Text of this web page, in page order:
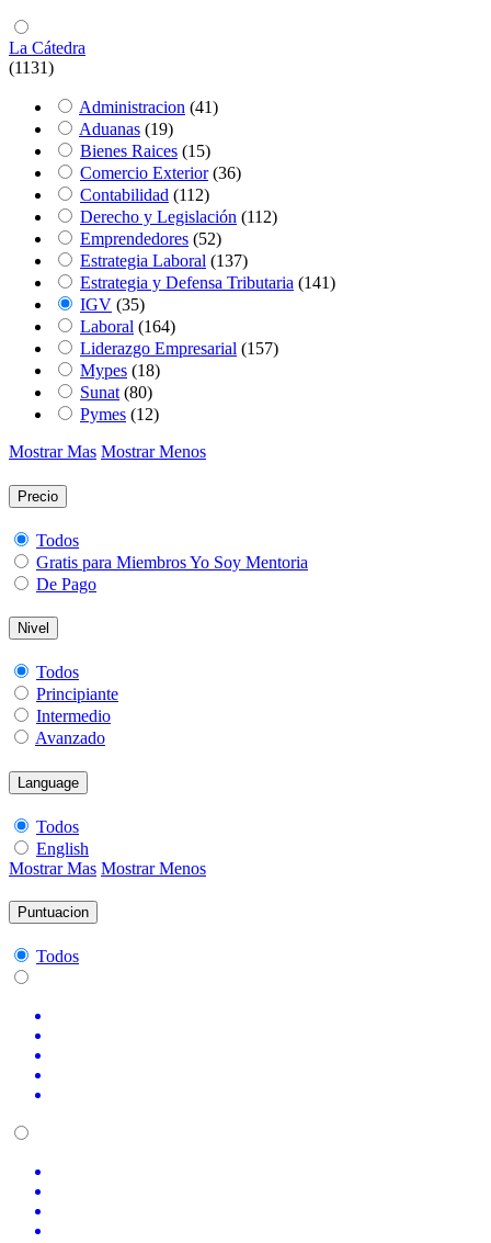
La Cátedra
(1131)
Administracion (41)
Aduanas (19)
Bienes Raices (15)
Comercio Exterior (36)
Contabilidad (112)
Derecho y Legislación (112)
Emprendedores (52)
Estrategia Laboral (137)
Estrategia y Defensa Tributaria (141)
IGV (35)
Laboral (164)
Liderazgo Empresarial (157)
Mypes (18)
Sunat (80)
Pymes (12)
Mostrar Mas Mostrar Menos
Precio
Todos
Gratis para Miembros Yo Soy Mentoria
De Pago
Nivel
Todos
Principiante
Intermedio
Avanzado
Language
Todos
English
Mostrar Mas Mostrar Menos
Puntuacion
Todos